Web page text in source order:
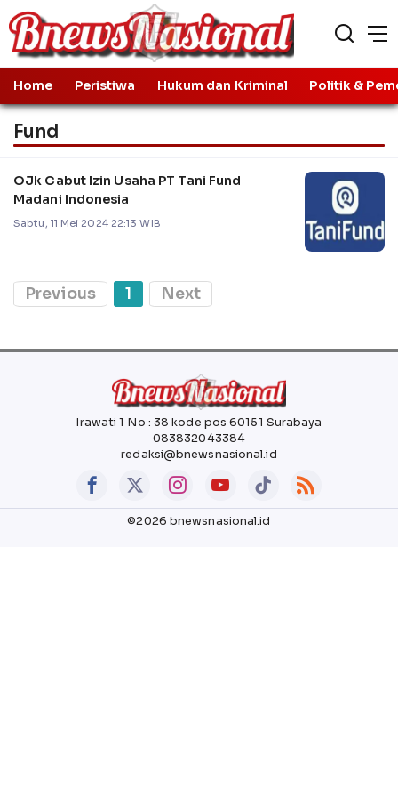
Home Peristiwa Hukum dan Kriminal Politik &
Fund
OJk Cabut Izin Usaha PT Tani Fund
Madani Indonesia
Sabtu, 11 Mei 2024 22:13 WIB
Previous 1 Next
Irawati 1 No : 38 kode pos 60151 Surabaya
083832043384
redaksi@bnewsnasional.id
©2026 bnewsnasional.id